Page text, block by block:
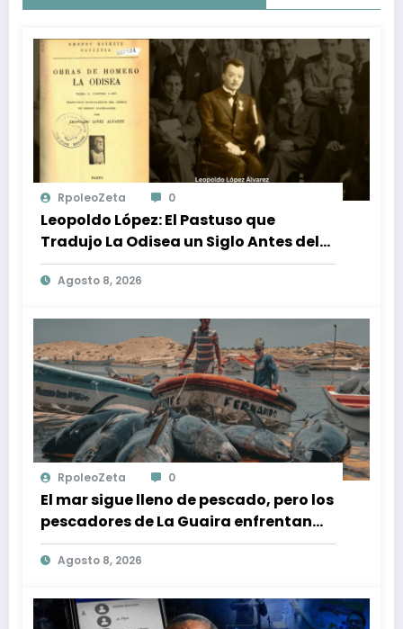
RpoleoZeta 0
Leopoldo López: El Pastuso que
Tradujo La Odisea un Siglo Antes del
Fenómeno Cinematográfico
Agosto 8, 2026
RpoleoZeta 0
El mar sigue lleno de pescado, pero los
pescadores de La Guaira enfrentan
crisis económica tras los terremotos
Agosto 8, 2026